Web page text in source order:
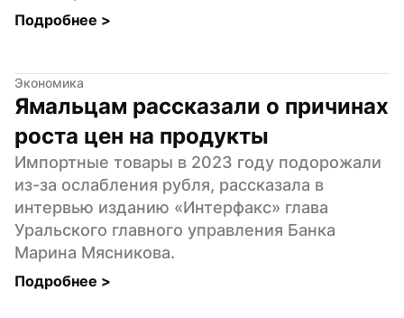
Подробнее >
Экономика
Ямальцам рассказали о причинах
роста цен на продукты
Импортные товары в 2023 году подорожали
из-за ослабления рубля, рассказала в
интервью изданию «Интерфакс» глава
Уральского главного управления Банка
Марина Мясникова.
Подробнее >